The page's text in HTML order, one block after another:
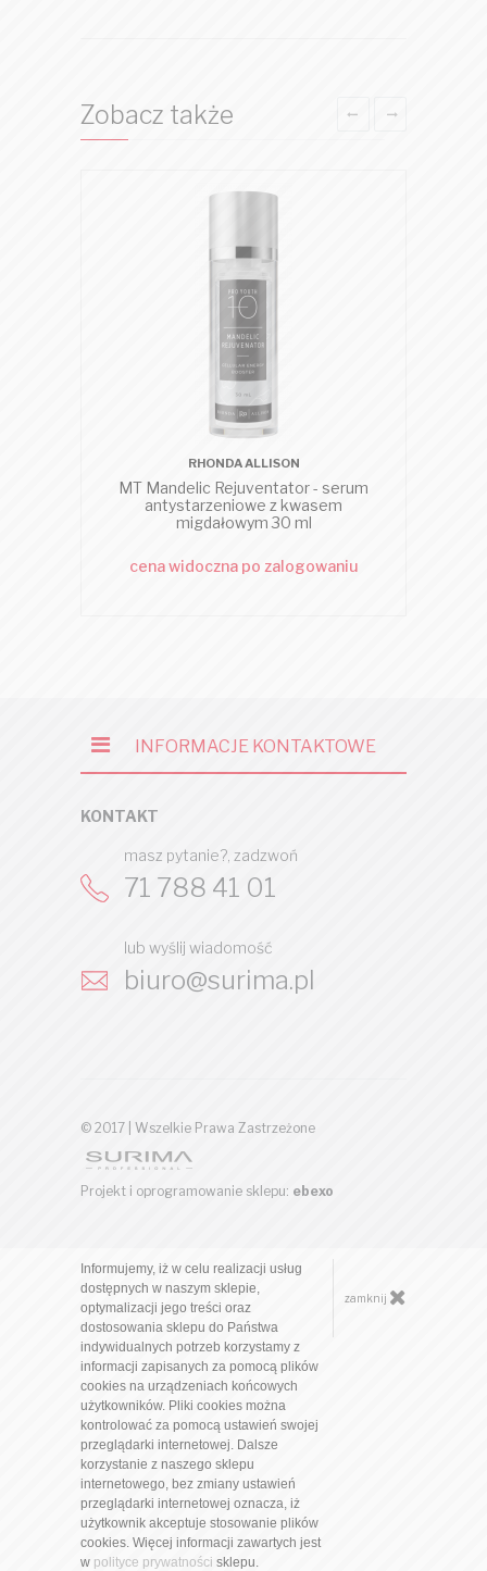
Zobacz także
RHONDA ALLISON
MT Mandelic Rejuventator - serum
antystarzeniowe z kwasem
migdałowym 30 ml
cena widoczna po zalogowaniu
INFORMACJE KONTAKTOWE
KONTAKT
masz pytanie?, zadzwoń
71 788 41 01
lub wyślij wiadomość
biuro@surima.pl
© 2017 | Wszelkie Prawa Zastrzeżone
Projekt i oprogramowanie sklepu: ebexo
Informujemy, iż w celu realizacji usług
dostępnych w naszym sklepie,
optymalizacji jego treści oraz
dostosowania sklepu do Państwa
indywidualnych potrzeb korzystamy z
informacji zapisanych za pomocą plików
cookies na urządzeniach końcowych
użytkowników. Pliki cookies można
kontrolować za pomocą ustawień swojej
przeglądarki internetowej. Dalsze
korzystanie z naszego sklepu
internetowego, bez zmiany ustawień
przeglądarki internetowej oznacza, iż
użytkownik akceptuje stosowanie plików
cookies. Więcej informacji zawartych jest
w polityce prywatności sklepu.
zamknij